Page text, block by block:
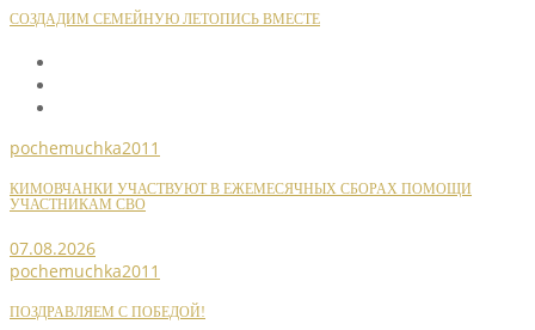
СОЗДАДИМ СЕМЕЙНУЮ ЛЕТОПИСЬ ВМЕСТЕ
pochemuchka2011
КИМОВЧАНКИ УЧАСТВУЮТ В ЕЖЕМЕСЯЧНЫХ СБОРАХ ПОМОЩИ
УЧАСТНИКАМ СВО
07.08.2026
pochemuchka2011
ПОЗДРАВЛЯЕМ С ПОБЕДОЙ!